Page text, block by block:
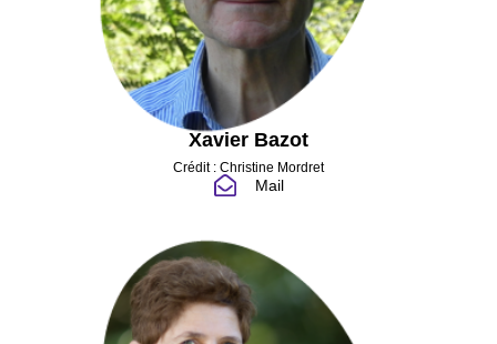
Xavier Bazot
Crédit : Christine Mordret
Mail